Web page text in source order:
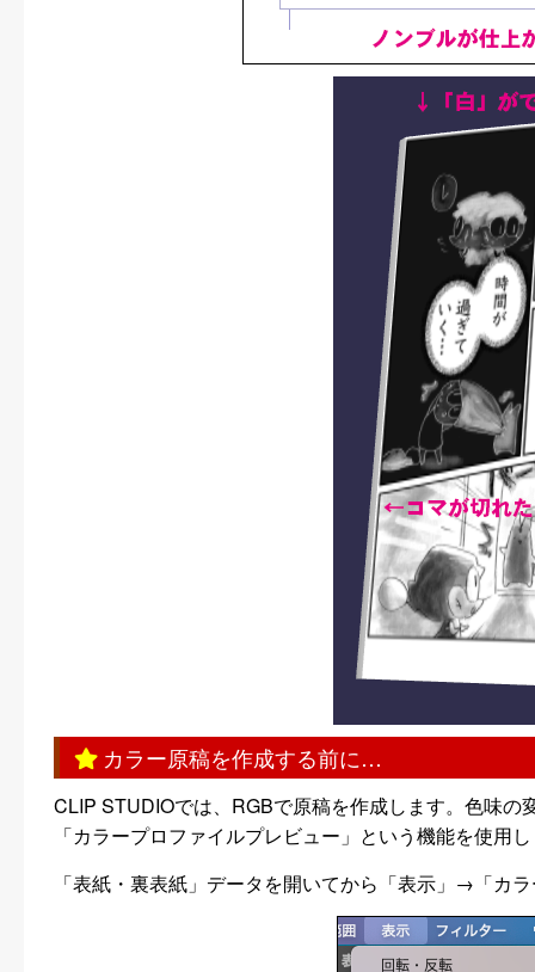
カラー原稿を作成する前に…
CLIP STUDIOでは、RGBで原稿を作成します。色味
「カラープロファイルプレビュー」という機能を使用
「表紙・裏表紙」データを開いてから「表示」→「カ